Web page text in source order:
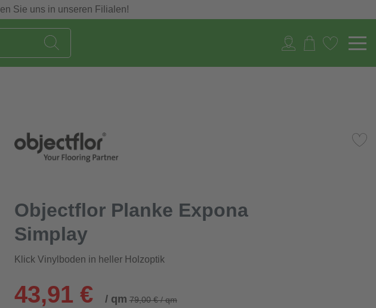
Sie uns in unseren Filialen!
Objectflor Planke Expona
Simplay
Klick Vinylboden in heller Holzoptik
43,91 € / qm 79,00 € / qm